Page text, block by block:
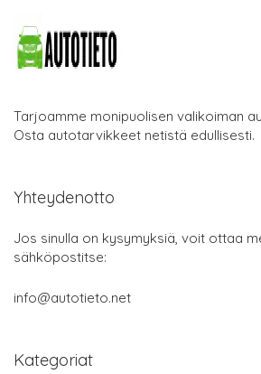
Tarjoamme monipuolisen valikoiman
Osta autotarvikkeet netistä edullisesti.
Yhteydenotto
Jos sinulla on kysymyksiä, voit ottaa
sähköpostitse:
info@autotieto.net
Kategoriat